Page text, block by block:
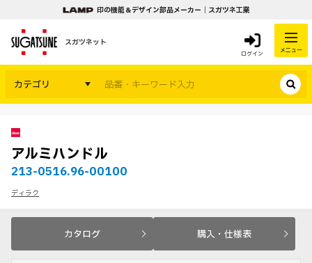
印の機能＆デザイン部品メーカー｜スガツネ工業
スガツネット
ログイン メニュー
カテゴリ
アルミハンドル
213-0516.96-00100
ディラク
カタログ 購入・仕様表